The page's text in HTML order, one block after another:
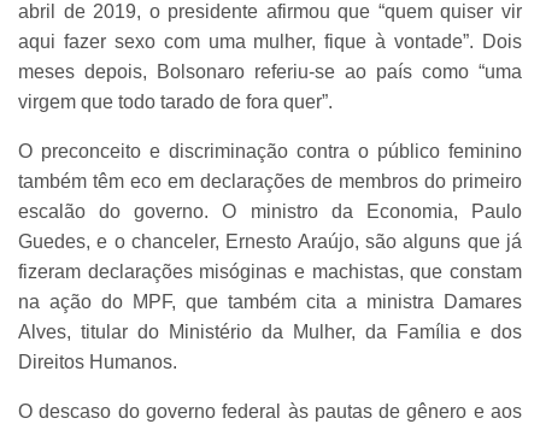
abril de 2019, o presidente afirmou que “quem quiser vir
aqui fazer sexo com uma mulher, fique à vontade”. Dois
meses depois, Bolsonaro referiu-se ao país como “uma
virgem que todo tarado de fora quer”.
O preconceito e discriminação contra o público feminino
também têm eco em declarações de membros do primeiro
escalão do governo. O ministro da Economia, Paulo
Guedes, e o chanceler, Ernesto Araújo, são alguns que já
fizeram declarações misóginas e machistas, que constam
na ação do MPF, que também cita a ministra Damares
Alves, titular do Ministério da Mulher, da Família e dos
Direitos Humanos.
O descaso do governo federal às pautas de gênero e aos